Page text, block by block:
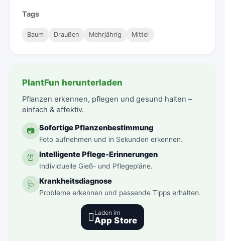
Tags
Baum Draußen Mehrjährig Mittel
PlantFun herunterladen
Pflanzen erkennen, pflegen und gesund halten –
einfach & effektiv.
📷 Sofortige Pflanzenbestimmung
Foto aufnehmen und in Sekunden erkennen.
⏰ Intelligente Pflege-Erinnerungen
Individuelle Gieß- und Pflegepläne.
🩺 Krankheitsdiagnose
Probleme erkennen und passende Tipps erhalten.
 Laden im
App Store